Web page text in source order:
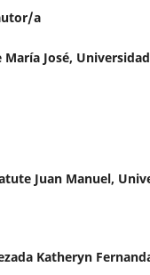
a
María José,
Juan Manuel,
Katheryn